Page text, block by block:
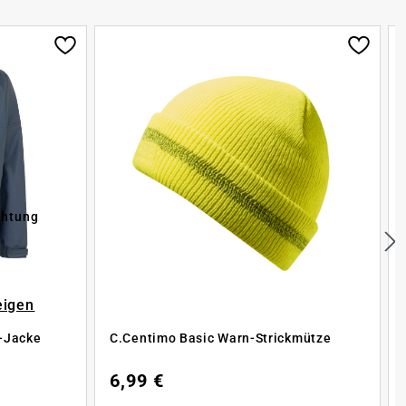
Jacke C.Centimo Basic Warn-Strickmütze
6,99 €